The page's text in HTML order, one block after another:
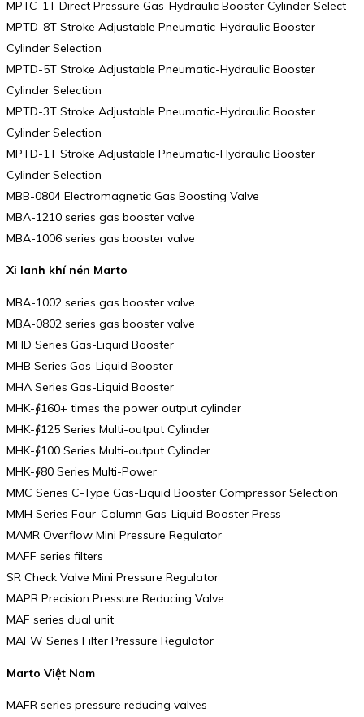
MPTC-1T Direct Pressure Gas-Hydraulic Booster Cylinder Select
MPTD-8T Stroke Adjustable Pneumatic-Hydraulic Booster
Cylinder Selection
MPTD-5T Stroke Adjustable Pneumatic-Hydraulic Booster
Cylinder Selection
MPTD-3T Stroke Adjustable Pneumatic-Hydraulic Booster
Cylinder Selection
MPTD-1T Stroke Adjustable Pneumatic-Hydraulic Booster
Cylinder Selection
MBB-0804 Electromagnetic Gas Boosting Valve
MBA-1210 series gas booster valve
MBA-1006 series gas booster valve
Xi lanh khí nén Marto
MBA-1002 series gas booster valve
MBA-0802 series gas booster valve
MHD Series Gas-Liquid Booster
MHB Series Gas-Liquid Booster
MHA Series Gas-Liquid Booster
MHK-∮160+ times the power output cylinder
MHK-∮125 Series Multi-output Cylinder
MHK-∮100 Series Multi-output Cylinder
MHK-∮80 Series Multi-Power
MMC Series C-Type Gas-Liquid Booster Compressor Selection
MMH Series Four-Column Gas-Liquid Booster Press
MAMR Overflow Mini Pressure Regulator
MAFF series filters
SR Check Valve Mini Pressure Regulator
MAPR Precision Pressure Reducing Valve
MAF series dual unit
MAFW Series Filter Pressure Regulator
Marto Việt Nam
MAFR series pressure reducing valves